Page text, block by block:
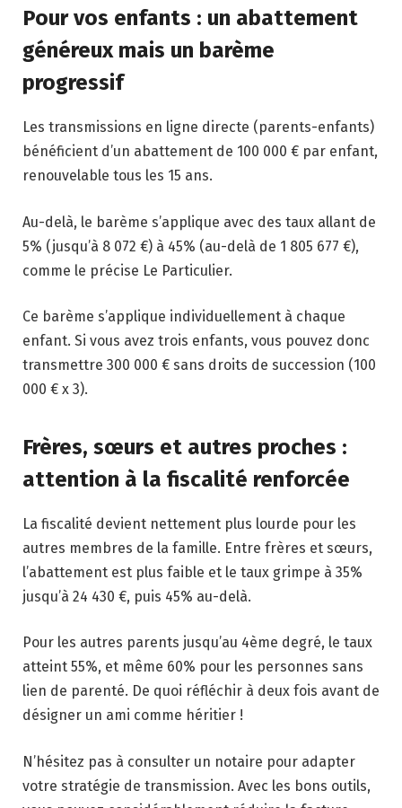
Pour vos enfants : un abattement
généreux mais un barème
progressif
Les transmissions en ligne directe (parents-enfants)
bénéficient d’un abattement de 100 000 € par enfant,
renouvelable tous les 15 ans.
Au-delà, le barème s’applique avec des taux allant de
5% (jusqu’à 8 072 €) à 45% (au-delà de 1 805 677 €),
comme le précise Le Particulier.
Ce barème s’applique individuellement à chaque
enfant. Si vous avez trois enfants, vous pouvez donc
transmettre 300 000 € sans droits de succession (100
000 € x 3).
Frères, sœurs et autres proches :
attention à la fiscalité renforcée
La fiscalité devient nettement plus lourde pour les
autres membres de la famille. Entre frères et sœurs,
l’abattement est plus faible et le taux grimpe à 35%
jusqu’à 24 430 €, puis 45% au-delà.
Pour les autres parents jusqu’au 4ème degré, le taux
atteint 55%, et même 60% pour les personnes sans
lien de parenté. De quoi réfléchir à deux fois avant de
désigner un ami comme héritier !
N’hésitez pas à consulter un notaire pour adapter
votre stratégie de transmission. Avec les bons outils,